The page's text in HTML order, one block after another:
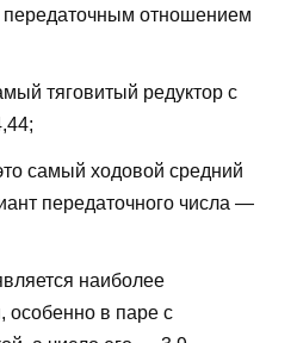
отношением
тяговитый редуктор с
самый ходовой средний
передаточного числа —
наиболее
особенно в паре с